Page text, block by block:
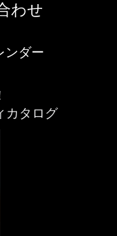
わせ
ンダー
カタログ